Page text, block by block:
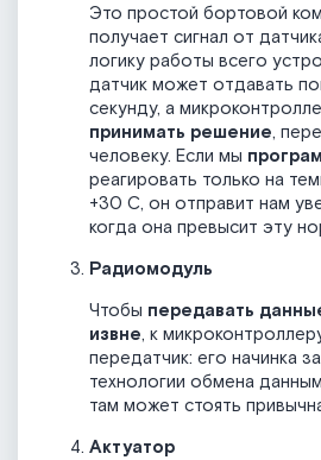
Это простой бортовой
получает сигнал от
логику работы всего
датчик может отдавать
секунду, а
принимать решение,
человеку. Если мы
реагировать только на
+30 С, он отправит нам
когда она превысит эту
Радиомодуль
Чтобы передавать
извне, к
передатчик: его начинка
технологии обмена
там может стоять
Актуатор